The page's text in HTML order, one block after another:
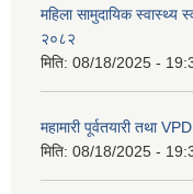
महिला सामुदायिक स्वास्थ्य
२०८२
मिति: 08/18/2025 -
महामारी पूर्वतयारी तथा
मिति: 08/18/2025 -